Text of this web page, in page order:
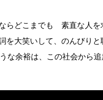
ならどこまでも 素直な人を
を大笑いして、のんびりと
な余裕は、この社会から